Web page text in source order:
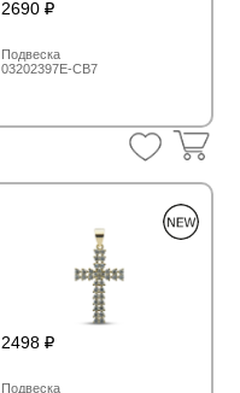
2690
Подвеска
03202397E-CB7
2498
Подвеска